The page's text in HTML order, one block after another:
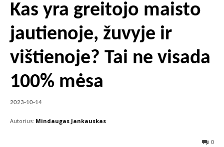
Kas yra greitojo maisto
jautienoje, žuvyje ir
vištienoje? Tai ne visada
100% mėsa
2023-10-14
Autorius: Mindaugas Jankauskas
0